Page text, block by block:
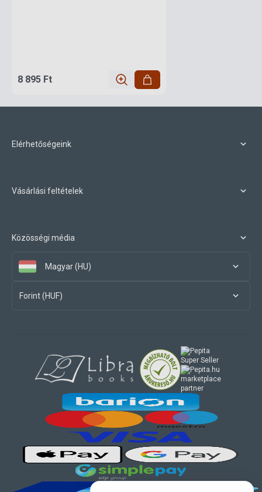
8 895 Ft
Elérhetőségeink
Vásárlási feltételek
Közösségi média
Magyar (HU)
Forint (HUF)
marketplace
partner